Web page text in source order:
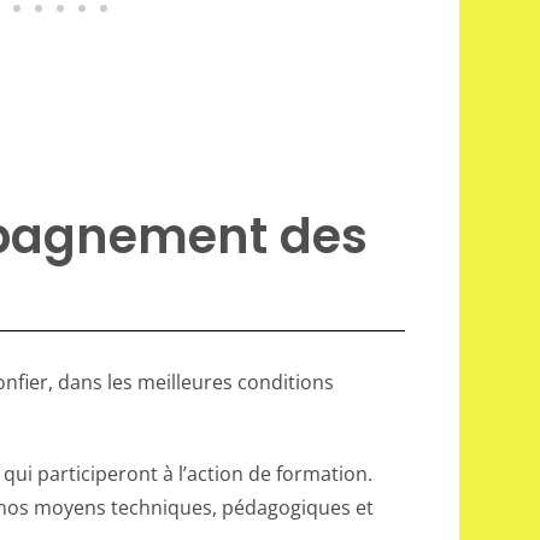
des
dans les meilleures conditions
participeront à l’action de formation.
moyens techniques, pédagogiques et